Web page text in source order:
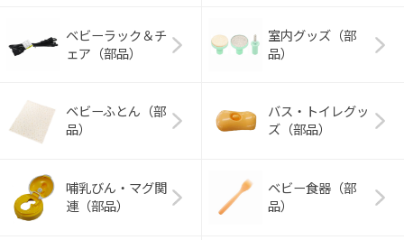
ベビーラック＆チ
ェア（部品）
室内グッズ（部
品）
ベビーふとん（部
品）
バス・トイレグッ
ズ（部品）
哺乳びん・マグ関
連（部品）
ベビー食器（部
品）